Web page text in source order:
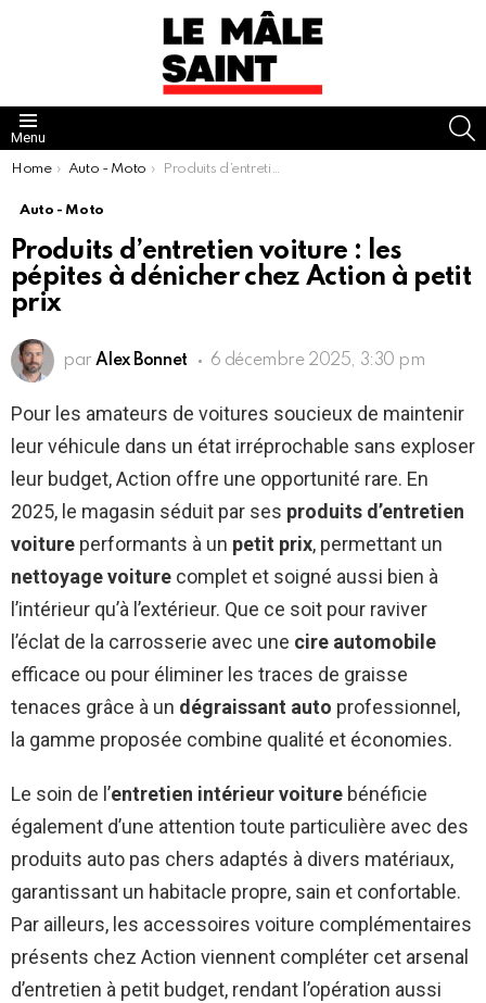
Menu
You are here:
Home Auto - Moto Produits d’entretien voiture : les pépites à dénicher chez Action à petit prix
Auto - Moto
Produits d’entretien voiture : les
pépites à dénicher chez Action à petit
prix
par Alex Bonnet 6 décembre 2025, 3:30 pm
Pour les amateurs de voitures soucieux de maintenir
leur véhicule dans un état irréprochable sans exploser
leur budget, Action offre une opportunité rare. En
2025, le magasin séduit par ses produits d’entretien
voiture performants à un petit prix, permettant un
nettoyage voiture complet et soigné aussi bien à
l’intérieur qu’à l’extérieur. Que ce soit pour raviver
l’éclat de la carrosserie avec une cire automobile
efficace ou pour éliminer les traces de graisse
tenaces grâce à un dégraissant auto professionnel,
la gamme proposée combine qualité et économies.
Le soin de l’entretien intérieur voiture bénéficie
également d’une attention toute particulière avec des
produits auto pas chers adaptés à divers matériaux,
garantissant un habitacle propre, sain et confortable.
Par ailleurs, les accessoires voiture complémentaires
présents chez Action viennent compléter cet arsenal
d’entretien à petit budget, rendant l’opération aussi